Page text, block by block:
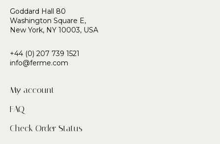
Goddard Hall 80
Washington Square E,
New York, NY 10003, USA
+44 (0) 207 739 1521
info@ferme.com
My account
FAQ
Check Order Status